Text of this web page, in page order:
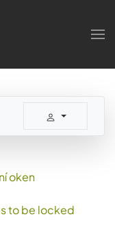
oken
to be locked